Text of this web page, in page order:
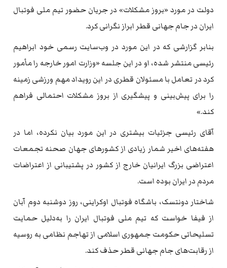
دولت در مورد «بروز مشکلات» در جریان حضور تیم ملی فوتبال
ایران در جام جهانی قطر ابراز نگرانی کرد.
بنابر گزارشی که در این مورد در وب‌سایت رسمی خود ابراهیم
رئیسی منتشر شده، او در این جلسه «وزارت امور خارجه را مأمور
کرد در تعامل با مسئولان قطری در این رویداد مهم ورزشی زمینه
را برای پیش‌بینی و پیشگیری از بروز مشکلات احتمالی فراهم
کند.»
آقای رئیسی جزئیات بیشتری در این مورد بیان نکرده، اما در
هفته‌های اخیر شمار زیادی از کشورهای جهان صحنه تجمعات
اعتراضی بزرگ ایرانیان خارج از کشور در پشتیبانی از اعتراضات
مردم در ایران بوده است.
شاختار دونتسک، باشگاه فوتبال اوکراینی، روز دوشنبه دوم آبان
از فیفا خواست که تیم ملی فوتبال ایران را به‌دلیل حمایت
تسلیحاتی حکومت جمهوری اسلامی از تهاجم نظامی به روسیه
از رقابت‌های جام جهانی قطر حذف کند.